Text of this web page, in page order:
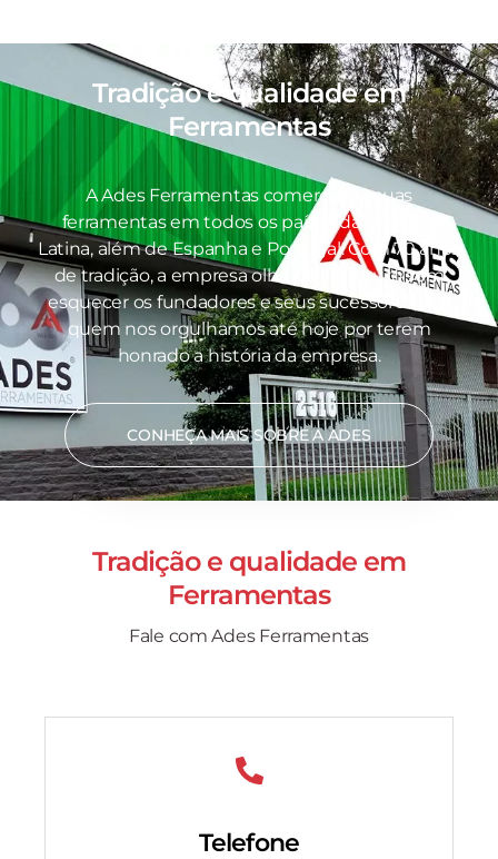
Tradição e qualidade em
Ferramentas
A Ades Ferramentas comercializa suas
ferramentas em todos os países da América
Latina, além de Espanha e Portugal. Com 70 anos
de tradição, a empresa olha para o futuro sem
esquecer os fundadores e seus sucessores, por
quem nos orgulhamos até hoje por terem
honrado a história da empresa.
CONHEÇA MAIS SOBRE A ADES
Tradição e qualidade em
Ferramentas
Fale com Ades Ferramentas
Telefone